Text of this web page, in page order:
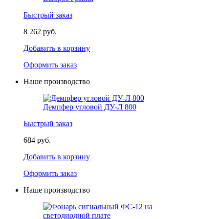
Быстрый заказ
8 262 руб.
Добавить в корзину
Оформить заказ
Наше производство
Демпфер угловой ДУ-Л 800
Быстрый заказ
684 руб.
Добавить в корзину
Оформить заказ
Наше производство